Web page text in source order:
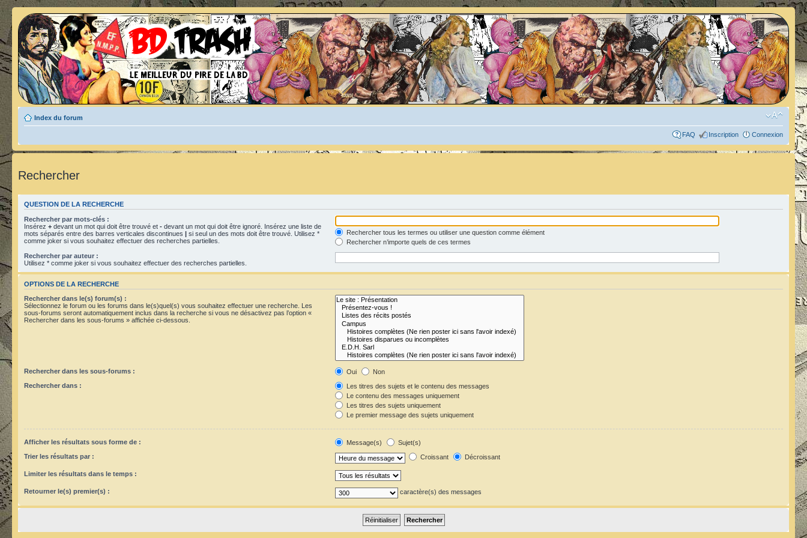
Index du forum
FAQ Inscription Connexion
Rechercher
QUESTION DE LA RECHERCHE
Rechercher par mots-clés :
Insérez + devant un mot qui doit être trouvé et - devant un mot qui doit être ignoré. Insérez une liste de
mots séparés entre des barres verticales discontinues | si seul un des mots doit être trouvé. Utilisez *
comme joker si vous souhaitez effectuer des recherches partielles.
Rechercher tous les termes ou utiliser une question comme élément
Rechercher n’importe quels de ces termes
Rechercher par auteur :
Utilisez * comme joker si vous souhaitez effectuer des recherches partielles.
OPTIONS DE LA RECHERCHE
Rechercher dans le(s) forum(s) :
Sélectionnez le forum ou les forums dans le(s)quel(s) vous souhaitez effectuer une recherche. Les
sous-forums seront automatiquement inclus dans la recherche si vous ne désactivez pas l’option «
Rechercher dans les sous-forums » affichée ci-dessous.
Rechercher dans les sous-forums : Oui
Non
Rechercher dans :
Les titres des sujets et le contenu des messages
Le contenu des messages uniquement
Les titres des sujets uniquement
Le premier message des sujets uniquement
Afficher les résultats sous forme de : Message(s)
Sujet(s)
Trier les résultats par :
Croissant Décroissant
Limiter les résultats dans le temps :
Retourner le(s) premier(s) : caractère(s) des messages